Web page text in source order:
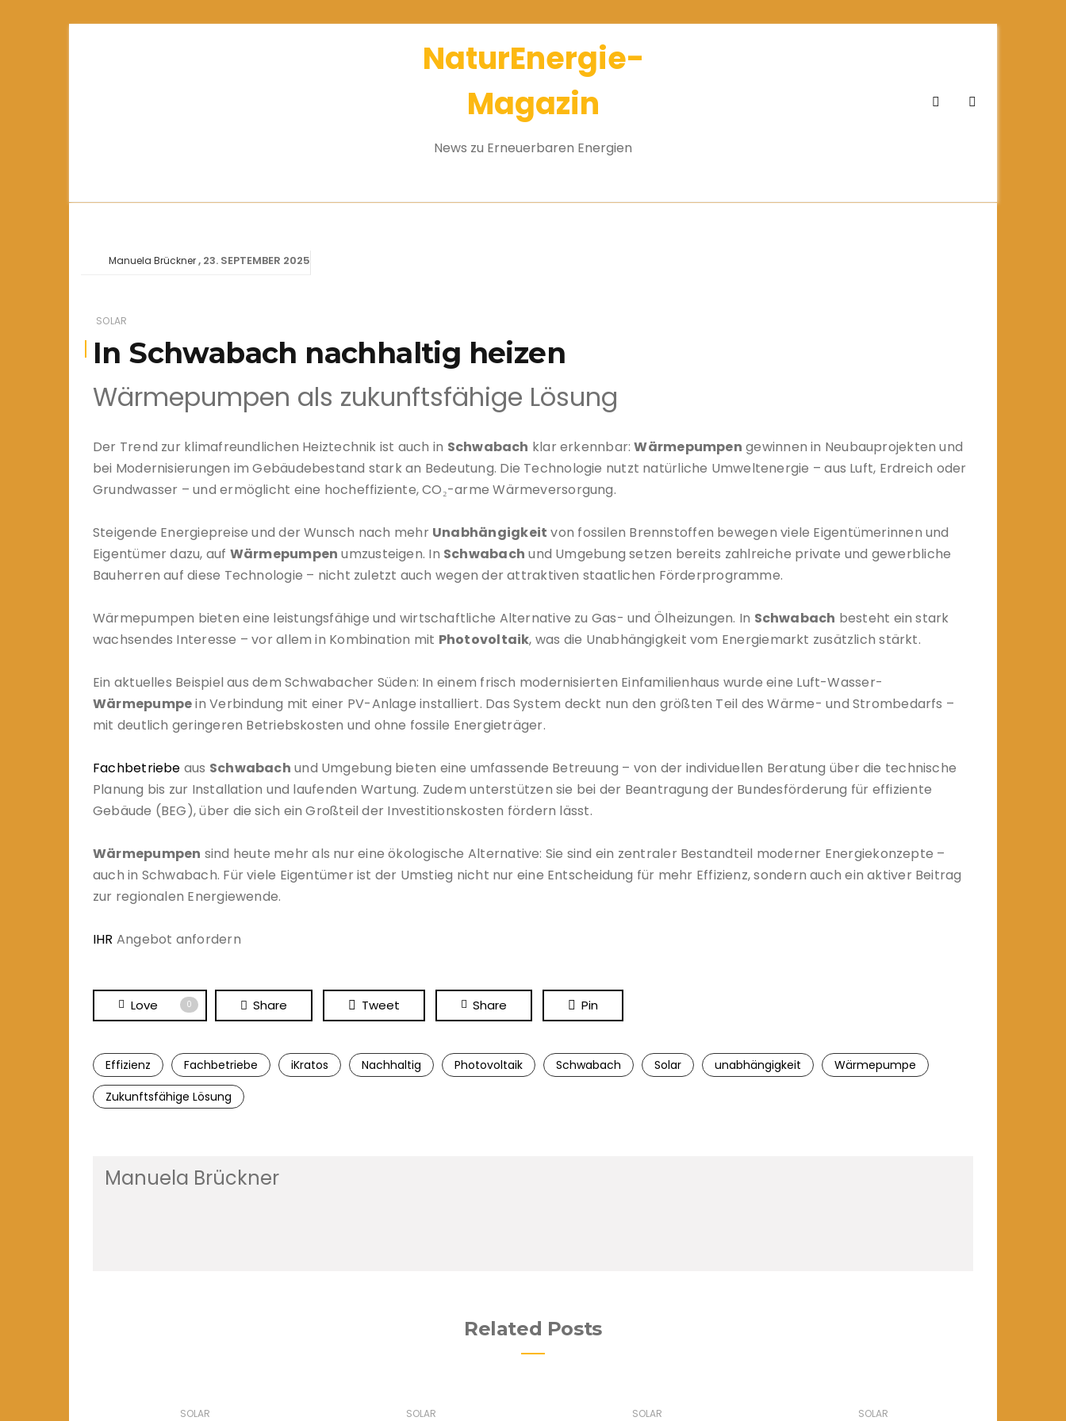
NaturEnergie-
Magazin
News zu Erneuerbaren Energien
SOLAR
In Schwabach nachhaltig heizen
Manuela Brückner 23. SEPTEMBER 2025
Wärmepumpen als zukunftsfähige Lösung
Der Trend zur klimafreundlichen Heiztechnik ist auch in Schwabach klar erkennbar:Wärmepumpen gewinnen in Neubauprojekten und
bei Modernisierungen im Gebäudebestand stark an Bedeutung. Die Technologie nutzt natürliche Umweltenergie – aus Luft, Erdreich oder
Grundwasser – und ermöglicht eine hocheffiziente, CO₂-arme Wärmeversorgung.
Steigende Energiepreise und der Wunsch nach mehr Unabhängigkeit von fossilen Brennstoffen bewegen viele Eigentümerinnen und
Eigentümer dazu, auf Wärmepumpen umzusteigen. In Schwabach und Umgebung setzen bereits zahlreiche private und gewerbliche
Bauherren auf diese Technologie – nicht zuletzt auch wegen der attraktiven staatlichen Förderprogramme.
Wärmepumpen bieten eine leistungsfähige und wirtschaftliche Alternative zu Gas- und Ölheizungen. In Schwabach besteht ein stark
wachsendes Interesse – vor allem in Kombination mit Photovoltaik, was die Unabhängigkeit vom Energiemarkt zusätzlich stärkt.
Ein aktuelles Beispiel aus dem Schwabacher Süden: In einem frisch modernisierten Einfamilienhaus wurde eine Luft-Wasser-
Wärmepumpein Verbindung mit einer PV-Anlage installiert. Das System deckt nun den größten Teil des Wärme- und Strombedarfs –
mit deutlich geringeren Betriebskosten und ohne fossile Energieträger.
Fachbetriebe aus Schwabach und Umgebung bieten eine umfassende Betreuung – von der individuellen Beratung über die technische
Planung bis zur Installation und laufenden Wartung. Zudem unterstützen sie bei der Beantragung der Bundesförderung für effiziente
Gebäude (BEG), über die sich ein Großteil der Investitionskosten fördern lässt.
Wärmepumpen sind heute mehr als nur eine ökologische Alternative: Sie sind ein zentraler Bestandteil moderner Energiekonzepte –
auch in Schwabach. Für viele Eigentümer ist der Umstieg nicht nur eine Entscheidung für mehr Effizienz, sondern auch ein aktiver Beitrag
zur regionalen Energiewende.
IHR Angebot anfordern
Love 0 Share Tweet Share Pin
Effizienz Fachbetriebe iKratos Nachhaltig Photovoltaik Schwabach Solar unabhängigkeit
Wärmepumpe
Zukunftsfähige Lösung
Manuela Brückner
Related Posts
SOLAR SOLAR SOLAR SOLAR